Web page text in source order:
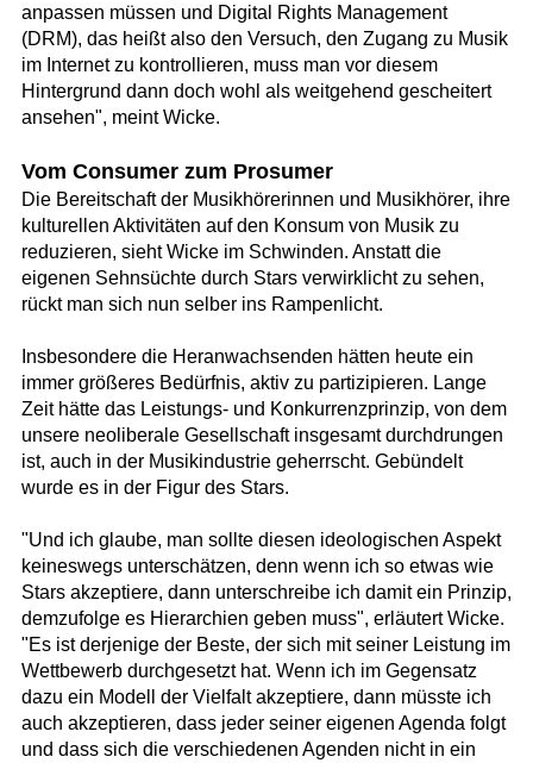
anpassen müssen und Digital Rights Management
(DRM), das heißt also den Versuch, den Zugang zu Musik
im Internet zu kontrollieren, muss man vor diesem
Hintergrund dann doch wohl als weitgehend gescheitert
ansehen", meint Wicke.
Vom Consumer zum Prosumer
Die Bereitschaft der Musikhörerinnen und Musikhörer, ihre
kulturellen Aktivitäten auf den Konsum von Musik zu
reduzieren, sieht Wicke im Schwinden. Anstatt die
eigenen Sehnsüchte durch Stars verwirklicht zu sehen,
rückt man sich nun selber ins Rampenlicht.
Insbesondere die Heranwachsenden hätten heute ein
immer größeres Bedürfnis, aktiv zu partizipieren. Lange
Zeit hätte das Leistungs- und Konkurrenzprinzip, von dem
unsere neoliberale Gesellschaft insgesamt durchdrungen
ist, auch in der Musikindustrie geherrscht. Gebündelt
wurde es in der Figur des Stars.
"Und ich glaube, man sollte diesen ideologischen Aspekt
keineswegs unterschätzen, denn wenn ich so etwas wie
Stars akzeptiere, dann unterschreibe ich damit ein Prinzip,
demzufolge es Hierarchien geben muss", erläutert Wicke.
"Es ist derjenige der Beste, der sich mit seiner Leistung im
Wettbewerb durchgesetzt hat. Wenn ich im Gegensatz
dazu ein Modell der Vielfalt akzeptiere, dann müsste ich
auch akzeptieren, dass jeder seiner eigenen Agenda folgt
und dass sich die verschiedenen Agenden nicht in ein